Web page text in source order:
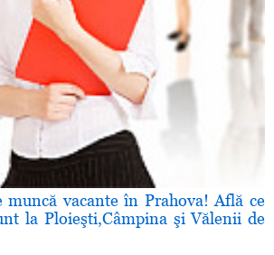
muncă vacante în Prahova! Află ce
la Ploieşti,Câmpina şi Vălenii de